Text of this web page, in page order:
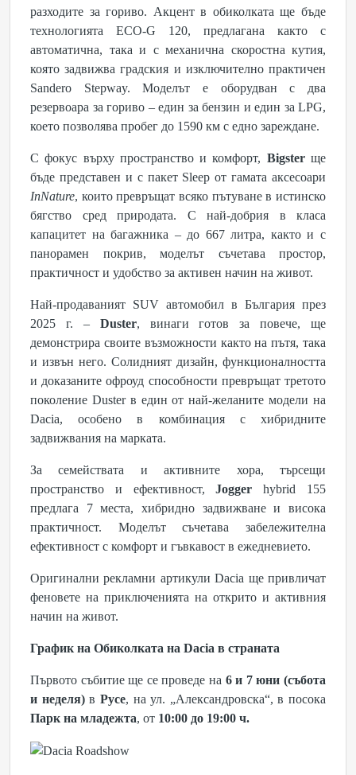
разходите за гориво. Акцент в обиколката ще бъде
технологията ECO-G 120, предлагана както с
автоматична, така и с механична скоростна кутия,
която задвижва градския и изключително практичен
Sandero Stepway. Моделът е оборудван с два
резервоара за гориво – един за бензин и един за LPG,
което позволява пробег до 1590 км с едно зареждане.
С фокус върху пространство и комфорт, Bigsterще
бъде представен и с пакет Sleep от гамата аксесоари
InNature, които превръщат всяко пътуване в истинско
бягство сред природата. С най-добрия в класа
капацитет на багажника – до 667 литра, както и с
панорамен покрив, моделът съчетава простор,
практичност и удобство за активен начин на живот.
Най-продаваният SUV автомобил в България през
2025 г. – Duster, винаги готов за повече, ще
демонстрира своите възможности както на пътя, така
и извън него. Солидният дизайн, функционалността
и доказаните офроуд способности превръщат третото
поколение Duster в един от най-желаните модели на
Dacia, особено в комбинация с хибридните
задвижвания на марката.
За семействата и активните хора, търсещи
пространство и ефективност,Jogger hybrid 155
предлага 7 места, хибридно задвижване и висока
практичност. Моделът съчетава забележителна
ефективност с комфорт и гъвкавост в ежедневието.
Оригинални рекламни артикули Dacia ще привличат
феновете на приключенията на открито и активния
начин на живот.
График на Обиколката на Dacia в страната
Първото събитие ще се проведе на 6 и 7 юни (събота
и неделя)в Русе, на ул. „Александровска“, в посока
Парк на младежта, от 10:00 до 19:00 ч.